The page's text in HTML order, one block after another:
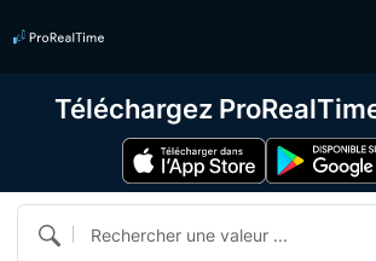
Rechercher une valeur ...
Téléchargez